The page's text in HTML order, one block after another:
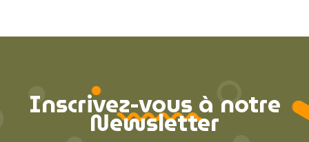
Inscrivez-vous à notre
Newsletter